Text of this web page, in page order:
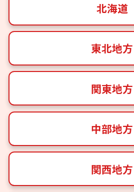
北海道
東北地方
関東地方
中部地方
関西地方